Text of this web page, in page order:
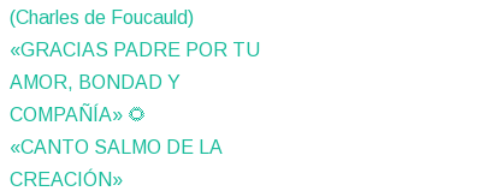
(Charles de Foucauld)
«GRACIAS PADRE POR TU
AMOR, BONDAD Y
COMPAÑÍA» 🌻
«CANTO SALMO DE LA
CREACIÓN»